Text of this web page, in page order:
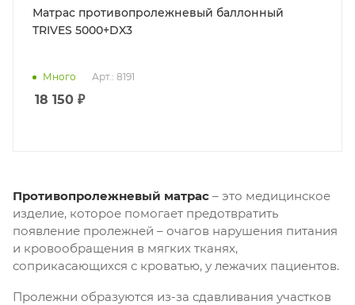
Матрас противопролежневый баллонный
TRIVES 5000+DX3
Много Арт.: 8191
18 150 ₽
Противопролежневый матрас – это медицинское
изделие, которое помогает предотвратить
появление пролежней – очагов нарушения питания
и кровообращения в мягких тканях,
соприкасающихся с кроватью, у лежачих пациентов.
Пролежни образуются из-за сдавливания участков